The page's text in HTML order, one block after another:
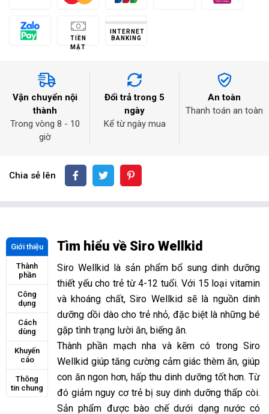
TIỀN
MẶT
INTERNET
BANKING
Vận chuyển nội
thành
Trong vòng 8 - 10
giờ
Đổi trả trong 5
ngày
Kể từ ngày mua
An toàn
Thanh toán an toàn
Chia sẻ lên
Giới thiệu
Thành
phần
Công
dụng
Cách
dùng
Khuyến
cáo
Thông
tin chung
Tìm hiểu về Siro Wellkid
Siro Wellkid là sản phẩm bổ sung dinh dưỡng
thiết yếu cho trẻ từ 4-12 tuổi. Với 15 loại vitamin
và khoáng chất, Siro Wellkid sẽ là nguồn dinh
dưỡng dồi dào cho trẻ nhỏ, đặc biệt là những bé
gặp tình trạng lười ăn, biếng ăn.
Thành phần mạch nha và kẽm có trong Siro
Wellkid giúp tăng cường cảm giác thèm ăn, giúp
con ăn ngon hơn, hấp thu dinh dưỡng tốt hơn. Từ
đó giảm nguy cơ trẻ bị suy dinh dưỡng thấp còi.
Sản phẩm được bào chế dưới dạng nước có